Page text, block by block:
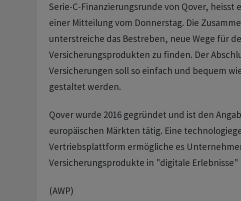
Serie-C-Finanzierungsrunde von Qover, heisst
einer Mitteilung vom Donnerstag. Die
unterstreiche das Bestreben, neue Wege für
Versicherungsprodukten zu finden. Der
Versicherungen soll so einfach und bequem
gestaltet werden.
Qover wurde 2016 gegründet und ist den
europäischen Märkten tätig. Eine
Vertriebsplattform ermögliche es
Versicherungsprodukte in "digitale
(AWP)